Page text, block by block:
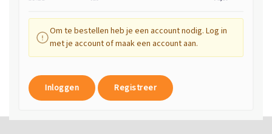
Om te bestellen heb je een account nodig. Log in
met je account of maak een account aan.
Inloggen Registreer